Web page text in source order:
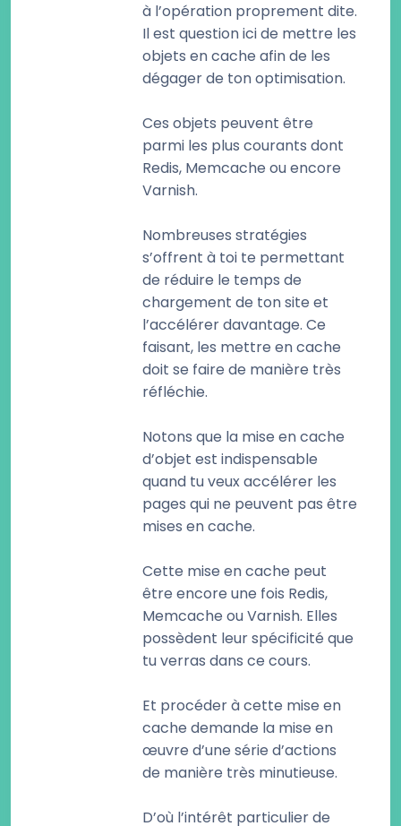
à l’opération proprement dite.
Il est question ici de mettre les
objets en cache afin de les
dégager de ton optimisation.
Ces objets peuvent être
parmi les plus courants dont
Redis, Memcache ou encore
Varnish.
Nombreuses stratégies
s’offrent à toi te permettant
de réduire le temps de
chargement de ton site et
l’accélérer davantage. Ce
faisant, les mettre en cache
doit se faire de manière très
réfléchie.
Notons que la mise en cache
d’objet est indispensable
quand tu veux accélérer les
pages qui ne peuvent pas être
mises en cache.
Cette mise en cache peut
être encore une fois Redis,
Memcache ou Varnish. Elles
possèdent leur spécificité que
tu verras dans ce cours.
Et procéder à cette mise en
cache demande la mise en
œuvre d’une série d’actions
de manière très minutieuse.
D’où l’intérêt particulier de